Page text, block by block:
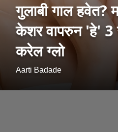
गुलाबी गाल हवेत?
केशर वापरुन 'हे' 3
करेल ग्लो
Aarti Badade